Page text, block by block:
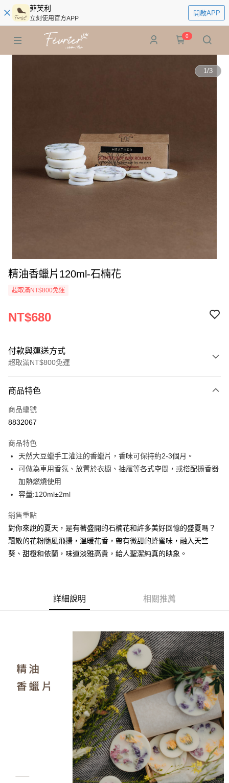
菲芙利
立刻使用官方APP
開啟APP
0
1/3
精油香蠟片120ml-石楠花
超取滿NT$800免運
NT$680
付款與運送方式
超取滿NT$800免運
信用卡一次付款
信用卡分期付款
合作金庫商業銀行
華南商業銀行
彰化商業銀行
上海商業儲蓄銀行
台北富邦商業銀行
國泰世華商業銀行
臺灣中小企業銀行
聯邦商業銀行
元大商業銀行
永豐商業銀行
星展（台灣）商業銀行
台新國際商業銀行
中國信託商業銀行
台灣樂天信用卡公司
6 期 0 利率 每期
華南商業銀行
彰化商業銀行
上海商業儲蓄銀行
國泰世華商業銀行
匯豐（台灣）商業銀行
聯邦商業銀行
遠東國際商業銀行
元大商業銀行
永豐商業銀行
玉山商業銀行
星展（台灣）商業銀行
超商取貨付款
LINE Pay
街口支付
悠遊付
AFTEE先享後付
AFTEE先享後付是「在收到商品之後才付款」的支付方式。 讓您購物簡單
１．簡單：不需註冊會員、不需綁卡、不需儲值。
２．便利：只要手機號碼，簡訊認證，即可結帳。
３．安心：先確認商品／服務後，再付款。
【「AFTEE先享後付」結帳流程】
１．於結帳方式選擇「AFTEE先享後付」後，將跳轉至「AFTEE先享後付」
結帳頁面，進行簡訊認證並確認金額後，即可完成結帳。
２．訂單成立數日內，您將收到繳費通知簡訊。
３．收到繳費通知簡訊後14天內，點擊此簡訊中的連結，可透過四大超商／
ATM／網路銀行／等多元方式進行付款，方視為交易完成。
※ 請注意：結帳手續完成當下不需立刻繳費，但若您需要取消訂單，請聯絡
購買商品的店家。未經商家同意取消之訂單仍視為有效，需透過AFTEE先享
※ 交易是否成功請以「AFTEE先享後付 」之結帳頁面顯示為準，若有關於
是否繳費成功／繳費後需取消欲退款等相關疑問，請聯繫「AFTEE先享後付
每筆NT$60，滿NT$800(含以上)免運費
付款後全家取貨
每筆NT$60，滿NT$800(含以上)免運費
每筆NT$60，滿NT$800(含以上)免運費
每筆NT$60，滿NT$800(含以上)免運費
商品特色
商品編號
8832067
商品特色
天然大豆蠟手工灌注的香蠟片，香味可保持約2-3個月。
可做為車用香氛、放置於衣櫥、抽屜等各式空間，或搭配擴香器
加熱燃燒使用
容量:120ml±2ml
銷售重點
對你來說的夏天，是有著盛開的石楠花和許多美好回憶的盛夏嗎？
飄散的花粉隨風飛揚，溫暖花香，帶有微甜的蜂蜜味，融入天竺
葵、甜橙和依蘭，味道淡雅高貴，給人聖潔純真的映象。
詳細說明 相關推薦